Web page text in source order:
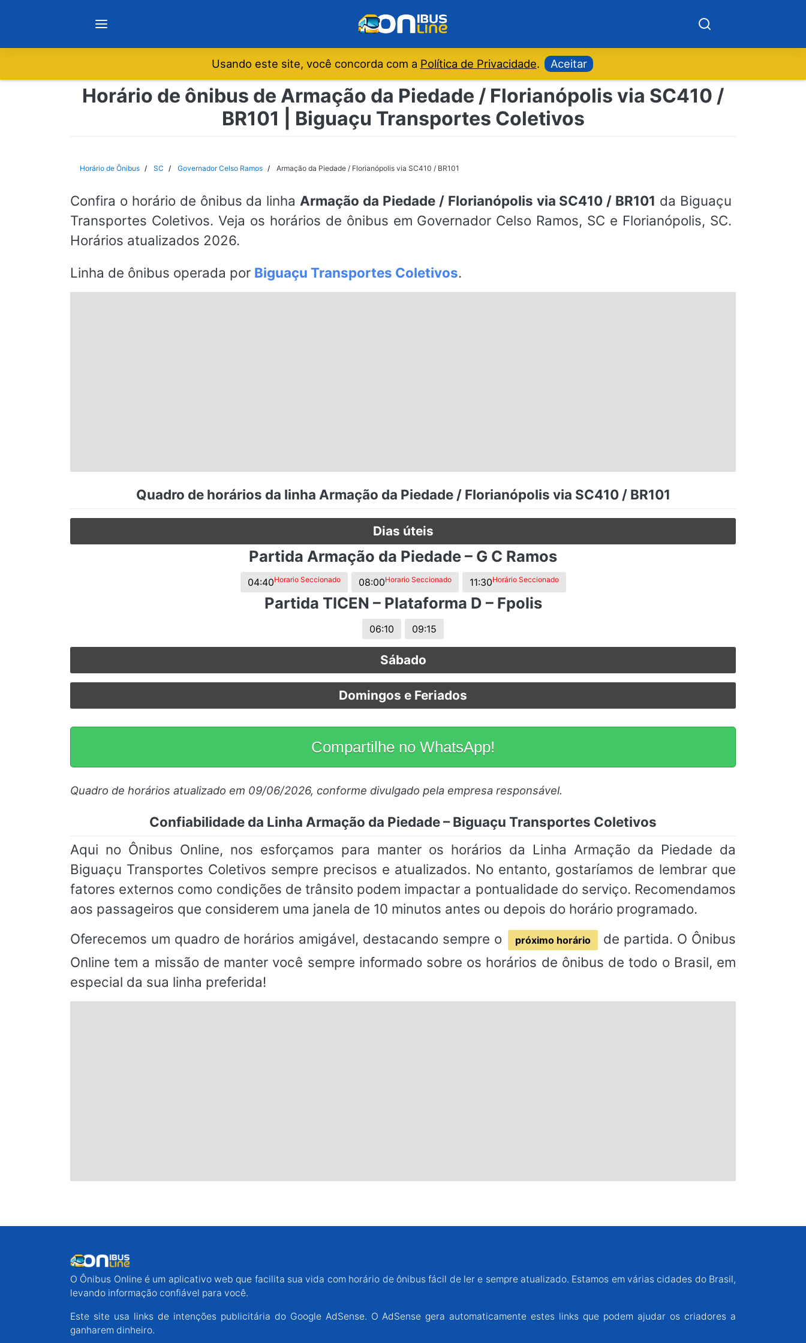
Notícias
São Paulo
Rio de Janeiro
Espírito Santo
Nordeste
© 2026 Viva City Serviços Digitais Ltda. Todos os direitos reservados.
Usando este site, você concorda com a Política de Privacidade. Aceitar
Horário de ônibus de Armação da Piedade / Florianópolis via SC410 /
BR101 | Biguaçu Transportes Coletivos
Horário de Ônibus SC Governador Celso Ramos Armação da Piedade / Florianópolis via SC410 / BR101
Confira o horário de ônibus da linha Armação da Piedade / Florianópolis via SC410 / BR101 da Biguaçu
Transportes Coletivos. Veja os horários de ônibus em Governador Celso Ramos, SC e Florianópolis, SC.
Horários atualizados 2026.
Linha de ônibus operada por Biguaçu Transportes Coletivos.
Quadro de horários da linha Armação da Piedade / Florianópolis via SC410 / BR101
Dias úteis
Partida Armação da Piedade – G C Ramos
04:40Horario Seccionado 08:00Horario Seccionado 11:30Horário Seccionado
Partida TICEN – Plataforma D – Fpolis
06:10 09:15
Sábado
Domingos e Feriados
Compartilhe no WhatsApp!
Quadro de horários atualizado em 09/06/2026, conforme divulgado pela empresa responsável.
Confiabilidade da Linha Armação da Piedade – Biguaçu Transportes Coletivos
Aqui no Ônibus Online, nos esforçamos para manter os horários da Linha Armação da Piedade da
Biguaçu Transportes Coletivos sempre precisos e atualizados. No entanto, gostaríamos de lembrar que
fatores externos como condições de trânsito podem impactar a pontualidade do serviço. Recomendamos
aos passageiros que considerem uma janela de 10 minutos antes ou depois do horário programado.
Oferecemos um quadro de horários amigável, destacando sempre o
próximo horário
de partida. O Ônibus
Online tem a missão de manter você sempre informado sobre os horários de ônibus de todo o Brasil, em
especial da sua linha preferida!
O Ônibus Online é um aplicativo web que facilita sua vida com horário de ônibus fácil de ler e sempre atualizado. Estamos em várias cidades do Brasil,
levando informação confiável para você.
Este site usa links de intenções publicitária do Google AdSense. O AdSense gera automaticamente estes links que podem ajudar os criadores a
ganharem dinheiro.